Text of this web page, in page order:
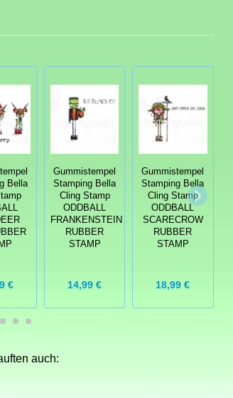
Bella
€
Gummistempel
Stamping Bella
Cling Stamp
ODDBALL
FRANKENSTEIN
RUBBER
STAMP
14,99 €
Gummistempel
Stamping Bella
Cling Stamp
ODDBALL
SCARECROW
RUBBER
STAMP
18,99 €
auch: